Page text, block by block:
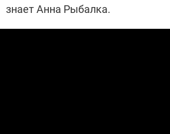
знает Анна Рыбалка.